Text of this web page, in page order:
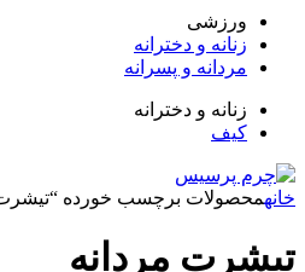
و دخترانه
و پسرانه
و دخترانه
برچسب خورده “تیشرت مردانه”
مردانه